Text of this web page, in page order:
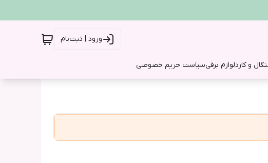
ورود | ثبت‌نام
و کاردلوازم برقیسیاست حریم خصوصی